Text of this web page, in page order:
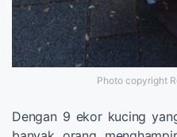
Photo copyright
Dengan 9 ekor kucing